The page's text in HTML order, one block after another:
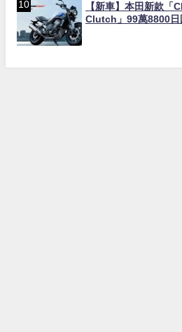
【新車】本田新款「
Clutch」99萬8800日